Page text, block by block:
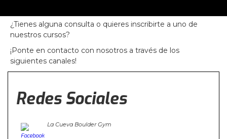
¿Tienes alguna consulta o quieres inscribirte a uno de
nuestros cursos?
¡Ponte en contacto con nosotros a través de los
siguientes canales!
Redes Sociales
La Cueva Boulder Gym